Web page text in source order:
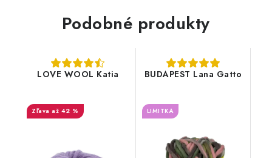
Podobné produkty
LOVE WOOL Katia
až 42 %
BUDAPEST Lana Gatto
LIMITKA